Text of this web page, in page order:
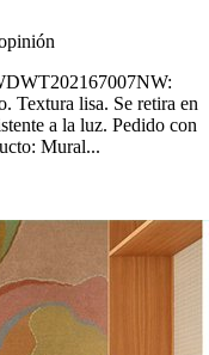
Textura lisa. Se retira en
a la luz. Pedido con
Mural...